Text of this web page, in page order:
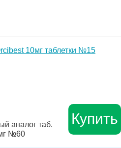
10мг таблетки №15
аналог таб.
№60
Купить